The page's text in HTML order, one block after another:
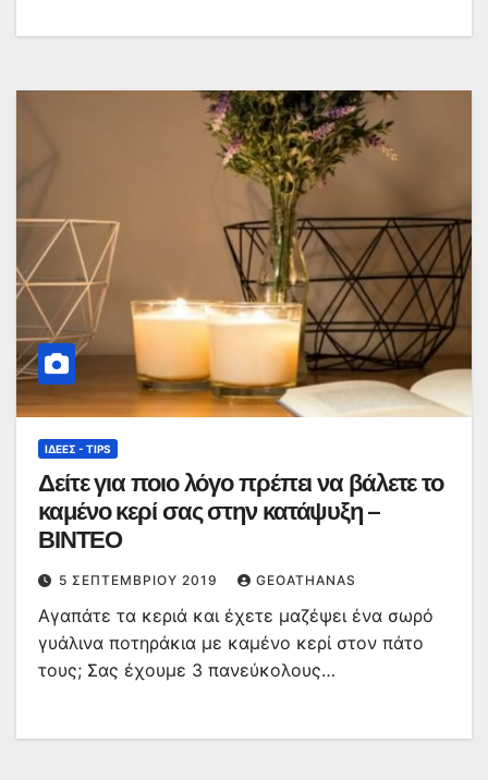
ΙΔΈΕΣ - TIPS
Δείτε για ποιο λόγο πρέπει να βάλετε το
καμένο κερί σας στην κατάψυξη –
ΒΙΝΤΕΟ
5 ΣΕΠΤΕΜΒΡΊΟΥ 2019 GEOATHANAS
Αγαπάτε τα κεριά και έχετε μαζέψει ένα σωρό
γυάλινα ποτηράκια με καμένο κερί στον πάτο
τους; Σας έχουμε 3 πανεύκολους…